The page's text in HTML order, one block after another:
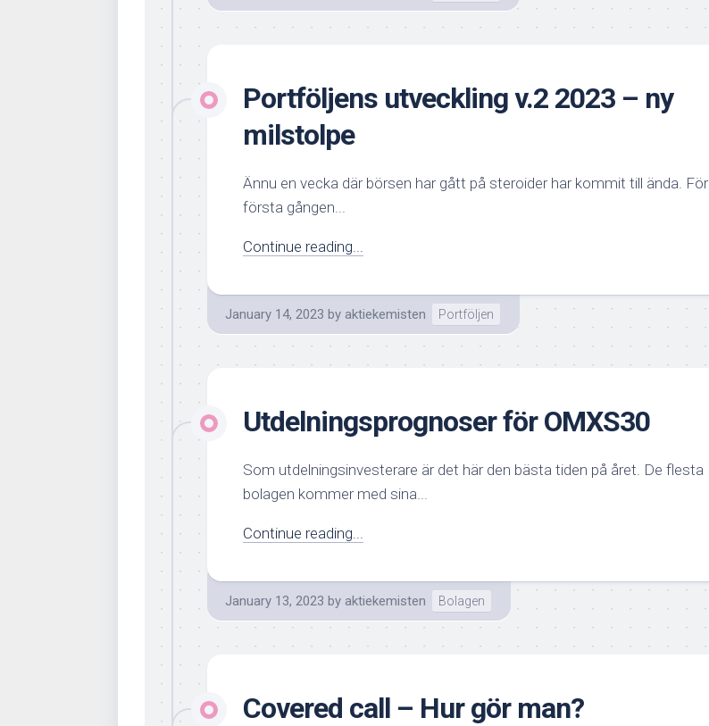
Portföljens utveckling v.2 2023 – ny
milstolpe
Ännu en vecka där börsen har gått på steroider har kommit till ända. För
första gången...
Continue reading...
January 14, 2023 by aktiekemisten Portföljen
Utdelningsprognoser för OMXS30
Som utdelningsinvesterare är det här den bästa tiden på året. De flesta
bolagen kommer med sina...
Continue reading...
January 13, 2023 by aktiekemisten Bolagen
Covered call – Hur gör man?